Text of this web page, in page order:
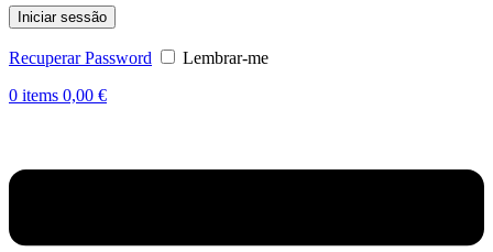
Iniciar sessão
Recuperar Password
Lembrar-me
0 items 0,00 €